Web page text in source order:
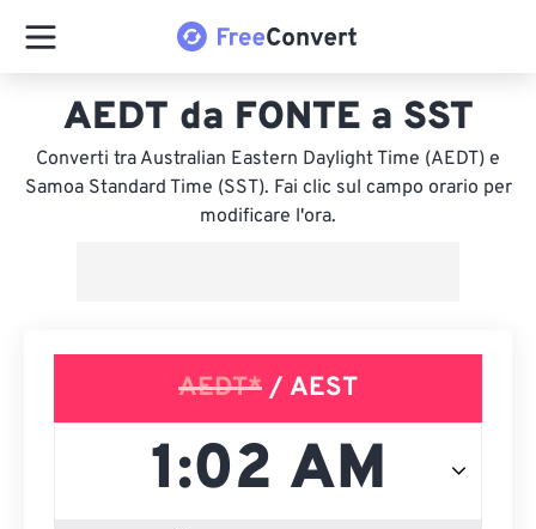
AEDT da FONTE a SST
Converti tra Australian Eastern Daylight Time (AEDT) e
Samoa Standard Time (SST). Fai clic sul campo orario per
modificare l'ora.
AEDT* / AEST